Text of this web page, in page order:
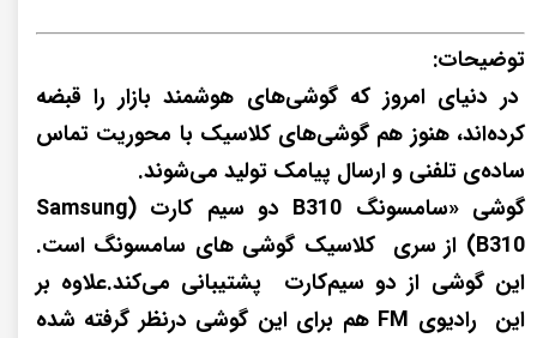
توضیحات:
در دنیای امروز که گوشی‌های هوشمند بازار را قبضه
کرده‌اند، هنوز هم گوشی‌های کلاسیک با محوریت تماس
ساده‌ی تلفنی و ارسال پیامک تولید می‌شوند.
گوشی «سامسونگ B310 دو سیم کارت (Samsung
B310) از سری کلاسیک گوشی های سامسونگ است.
این گوشی از دو سیم‌کارت پشتیبانی می‌کند.علاوه بر
این رادیو‌ی FM هم برای این گوشی درنظر گرفته شده